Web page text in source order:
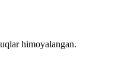
himoyalangan.